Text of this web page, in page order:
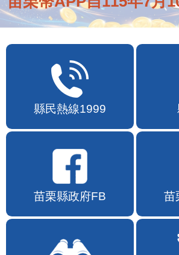
縣民熱線1999
苗栗縣政府FB 苗